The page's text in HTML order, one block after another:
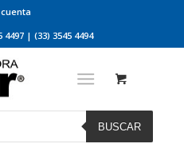
4497 | (33) 3545 4494
BUSCAR